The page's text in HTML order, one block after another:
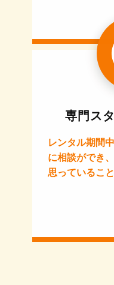
専門ス
レンタル期間
に相談ができ
思っているこ